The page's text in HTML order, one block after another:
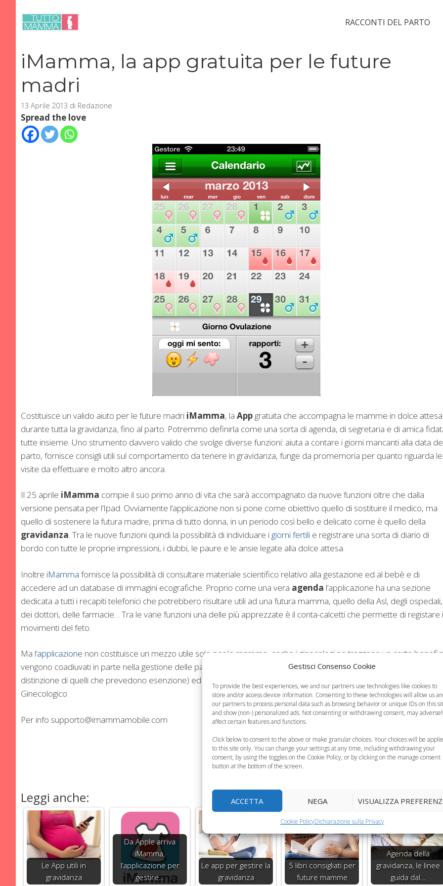
Gestisci Consenso Cookie
To provide the best experiences, we and our partners use technologies like cookies to
store and/or access device information. Consenting to these technologies will allow us
our partners to process personal data such as browsing behavior or unique IDs on this
and show (non-) personalized ads. Not consenting or withdrawing consent, may
affect certain features and functions.
Click below to consent to the above or make granular choices. Your choices will be
to this site only. You can change your settings at any time, including withdrawing your
consent, by using the toggles on the Cookie Policy, or by clicking on the manage consent
button at the bottom of the screen.
ACCETTA NEGA VISUALIZZA
Cookie PolicyDichiarazione sulla Privacy
contenuto
RACCONTI DEL PARTO
iMamma, la app gratuita per le future
madri
13 Aprile 2013 di Redazione
Spread the love
Costituisce un valido aiuto per le future madri iMamma, la App gratuita che accompagna le mamme in dolce attesa
durante tutta la gravidanza, fino al parto. Potremmo definirla come una sorta di agenda, di segretaria e di amica
tutte insieme. Uno strumento davvero valido che svolge diverse funzioni: aiuta a contare i giorni mancanti alla data
parto, fornisce consigli utili sul comportamento da tenere in gravidanza, funge da promemoria per quanto riguarda le
visite da effettuare e molto altro ancora.
Il 25 aprile iMamma compie il suo primo anno di vita che sarà accompagnato da nuove funzioni oltre che dalla
versione pensata per l’Ipad. Ovviamente l’applicazione non si pone come obiettivo quello di sostituire il medico, ma
quello di sostenere la futura madre, prima di tutto donna, in un periodo così bello e delicato come è quello della
gravidanza. Tra le nuove funzioni quindi la possibilità di individuare i giorni fertili e registrare una sorta di diario di
bordo con tutte le proprie impressioni, i dubbi, le paure e le ansie legate alla dolce attesa.
Inoltre iMamma fornisce la possibilità di consultare materiale scientifico relativo alla gestazione ed al bebè e di
accedere ad un database di immagini ecografiche. Proprio come una vera agenda l’applicazione ha una sezione
dedicata a tutti i recapiti telefonici che potrebbero risultare utili ad una futura mamma, quello della Asl, degli ospedali,
dei dottori, delle farmacie… Tra le varie funzioni una delle più apprezzate è il conta-calcetti che permette di registare i
movimenti del feto.
Ma l‘applicazione non costituisce un mezzo utile solo per le mamme, anche i ginecologi ne traggono un certo
vengono coadiuvati in parte nella gestione delle pazienti, nell’annotazione degli esami da far effettuare (con la
distinzione di quelli che prevedono esenzione) ed ancora nella lista degli aggiornamenti in campo Ostetrico e
Ginecologico.
Per info supporto@imammamobile.com
Leggi anche:
Le App utili in
gravidanza
Da Apple arriva
iMamma,
l’applicazione per
gestire…
Le app per gestire la
gravidanza
5 libri consigliati per
future mamme
Agenda della
gravidanza, le linee
guida dal…